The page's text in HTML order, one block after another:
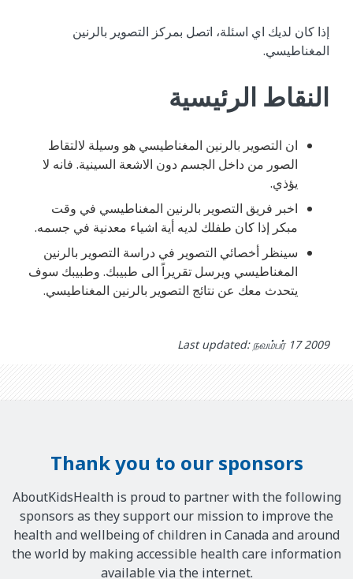
إذا كان لديك اي اسئلة، اتصل بمركز التصوير بالرنين
المغناطيسي.
النقاط الرئيسية
ان التصوير بالرنين المغناطيسي هو وسيلة لالتقاط
الصور من داخل الجسم دون الاشعة السينية. فانه لا
يؤذي.
اخبر فريق التصوير بالرنين المغناطيسي في وقت
مبكر إذا كان طفلك لديه أية اشياء معدنية في جسمه.
سينظر أخصائي التصوير في دراسة التصوير بالرنين
المغناطيسي ويرسل تقريراً الى طبيبك. وطبيبك سوف
يتحدث معك عن نتائج التصوير بالرنين المغناطيسي.
Last updated: நவம்பர் 17 2009
Thank you to our sponsors
AboutKidsHealth is proud to partner with the following
sponsors as they support our mission to improve the
health and wellbeing of children in Canada and around
the world by making accessible health care information
available via the internet.